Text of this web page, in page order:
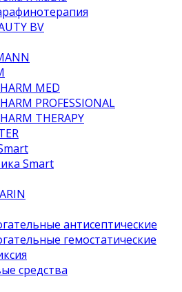
BV
MED
PROFESSIONAL
THERAPY
Smart
антисептические
гемостатические
средства